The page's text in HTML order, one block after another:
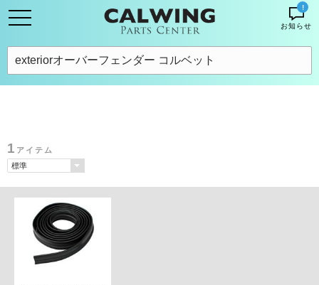
!
お知らせ
1 アイテム